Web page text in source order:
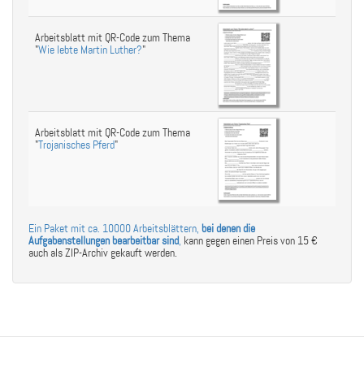
Arbeitsblatt mit QR-Code zum Thema
"Wie lebte Martin Luther?"
Arbeitsblatt mit QR-Code zum Thema
"Trojanisches Pferd"
Ein Paket mit ca. 10000 Arbeitsblättern, bei denen die
Aufgabenstellungen bearbeitbar sind, kann gegen einen Preis von 15 €
auch als ZIP-Archiv gekauft werden.